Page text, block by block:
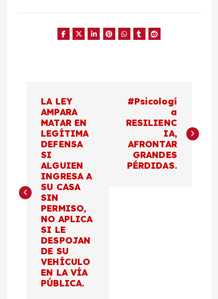
g
LA LEY
AMPARA
MATAR EN
LEGÍTIMA
DEFENSA
SI
ALGUIEN
INGRESA A
SU CASA
SIN
PERMISO,
NO APLICA
SI LE
DESPOJAN
DE SU
VEHÍCULO
EN LA VÍA
PÚBLICA.
#Psicologí
a
RESILIENC
IA,
AFRONTAR
GRANDES
PÉRDIDAS.